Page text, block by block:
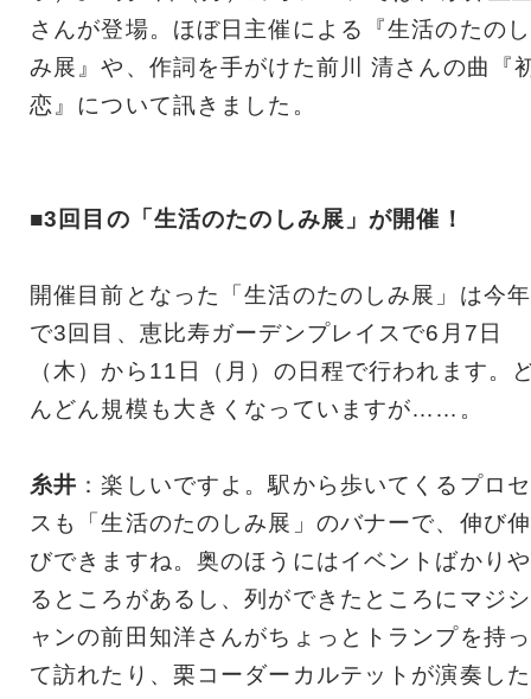
さんが登場。ほぼ日主催による『生活のたのし
み展』や、作詞を手がけた前川 清さんの曲『
恋』について訊きました。
■3回目の「生活のたのしみ展」が開催！
開催目前となった「生活のたのしみ展」は今年
で3回目、恵比寿ガーデンプレイスで6月7日
（木）から11日（月）の日程で行われます。
んどん規模も大きくなっていますが……。
糸井 ：楽しいですよ。駅から歩いてくるプロセ
スも「生活のたのしみ展」のバナーで、伸び伸
びできますね。奥のほうにはイベントばかりや
るところがあるし、列ができたところにマジシ
ャンの前田知洋さんがちょっとトランプを持っ
て訪れたり、栗コーダーカルテットが演奏した